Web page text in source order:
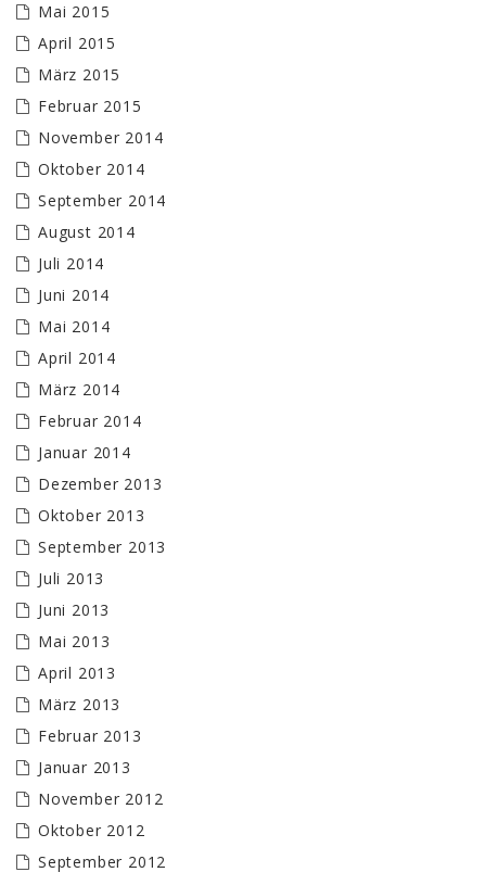
Mai 2015
April 2015
März 2015
Februar 2015
November 2014
Oktober 2014
September 2014
August 2014
Juli 2014
Juni 2014
Mai 2014
April 2014
März 2014
Februar 2014
Januar 2014
Dezember 2013
Oktober 2013
September 2013
Juli 2013
Juni 2013
Mai 2013
April 2013
März 2013
Februar 2013
Januar 2013
November 2012
Oktober 2012
September 2012